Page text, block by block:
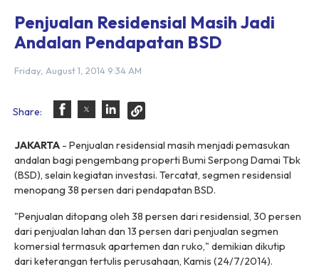
Penjualan Residensial Masih Jadi
Andalan Pendapatan BSD
Friday, August 1, 2014 9:34 AM
Share:
JAKARTA - Penjualan residensial masih menjadi pemasukan
andalan bagi pengembang properti Bumi Serpong Damai Tbk
(BSD), selain kegiatan investasi. Tercatat, segmen residensial
menopang 38 persen dari pendapatan BSD.
"Penjualan ditopang oleh 38 persen dari residensial, 30 persen
dari penjualan lahan dan 13 persen dari penjualan segmen
komersial termasuk apartemen dan ruko," demikian dikutip
dari keterangan tertulis perusahaan, Kamis (24/7/2014).